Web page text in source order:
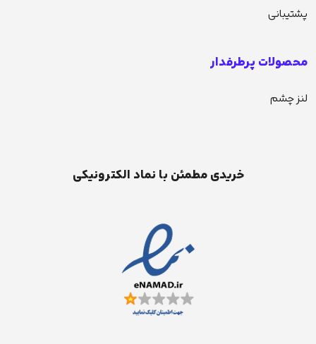
پشتیبانی
محصولات پرطرفدار
لنز چشم
خریدی مطمئن با نماد الکترونیکی